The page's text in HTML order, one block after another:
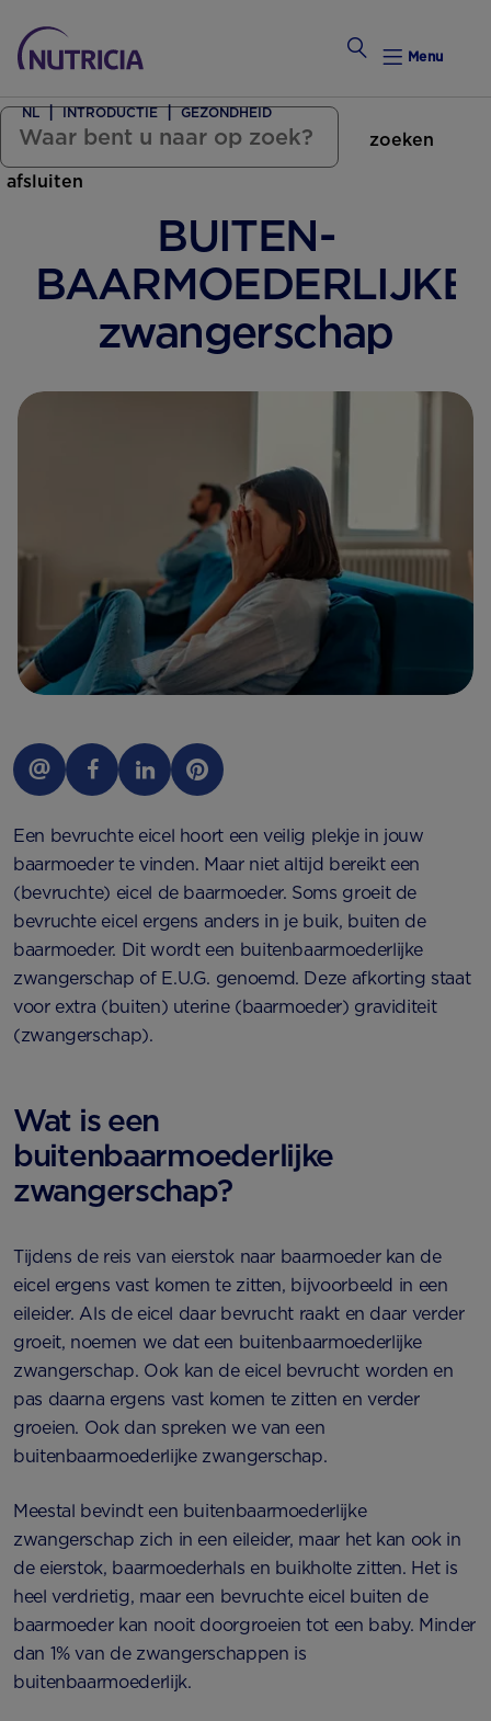
Zwanger Worden
Menu
zoeken
afsluiten
BUITEN­
BAARMOEDERLIJKE
zwangerschap
NL INTRODUCTIE GEZONDHEID
Een bevruchte eicel hoort een veilig plekje in jouw
baarmoeder te vinden. Maar niet altijd bereikt een
(bevruchte) eicel de baarmoeder. Soms groeit de
bevruchte eicel ergens anders in je buik, buiten de
baarmoeder. Dit wordt een buitenbaarmoederlijke
zwangerschap of E.U.G. genoemd. Deze afkorting staat
voor extra (buiten) uterine (baarmoeder) graviditeit
(zwangerschap).
Wat is een
buitenbaarmoederlijke
zwangerschap?
Tijdens de reis van eierstok naar baarmoeder kan de
eicel ergens vast komen te zitten, bijvoorbeeld in een
eileider. Als de eicel daar bevrucht raakt en daar verder
groeit, noemen we dat een buitenbaarmoederlijke
zwangerschap. Ook kan de eicel bevrucht worden en
pas daarna ergens vast komen te zitten en verder
groeien. Ook dan spreken we van een
buitenbaarmoederlijke zwangerschap.
Meestal bevindt een buitenbaarmoederlijke
zwangerschap zich in een eileider, maar het kan ook in
de eierstok, baarmoederhals en buikholte zitten. Het is
heel verdrietig, maar een bevruchte eicel buiten de
baarmoeder kan nooit doorgroeien tot een baby. Minder
dan 1% van de zwangerschappen is
buitenbaarmoederlijk.